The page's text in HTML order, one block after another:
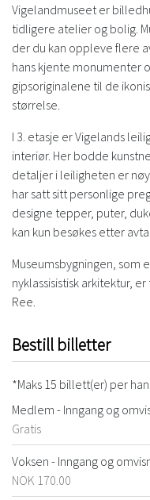
Vigelandmuseet er
tidligere atelier og bolig.
der du kan oppleve flere
hans kjente monumenter
gipsoriginalene til de
størrelse.
I 3. etasje er Vigelands
interiør. Her bodde
detaljer i leiligheten er
har satt sitt personlige
designe tepper, puter,
kan kun besøkes etter
Museumsbygningen, som
nyklassisistisk arkitektur,
Ree.
Bestill billetter
*Maks 15 billett(er) per
Medlem - Inngang og
Gratis
Voksen - Inngang og
NOK 170.00